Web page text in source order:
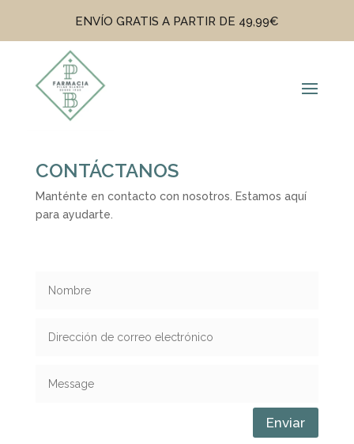
ENVÍO GRATIS A PARTIR DE 49,99€
CONTÁCTANOS
Manténte en contacto con nosotros. Estamos aquí
para ayudarte.
Enviar